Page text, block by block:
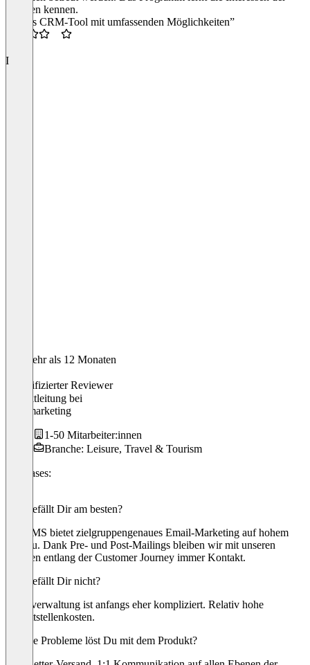
Kunden kennen.
“Tolles CRM-Tool mit umfassenden Möglichkeiten”
I
Vor mehr als 12 Monaten
Verifizierter Reviewer
Projektleitung bei
Stadtmarketing
1-50 Mitarbeiter:innen
Branche: Leisure, Travel & Tourism
Use cases:
Was gefällt Dir am besten?
Die EMS bietet zielgruppengenaues Email-Marketing auf hohem
Niveau. Dank Pre- und Post-Mailings bleiben wir mit unseren
Kunden entlang der Customer Journey immer Kontakt.
Was gefällt Dir nicht?
Eventverwaltung ist anfangs eher kompliziert. Relativ hohe
Schnittstellenkosten.
Welche Probleme löst Du mit dem Produkt?